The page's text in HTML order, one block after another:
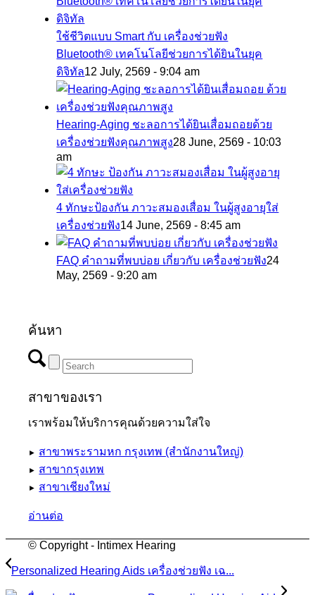
ใช้ชีวิตแบบ Smart กับ เครื่องช่วยฟัง
Bluetooth® เทคโนโลยีช่วยการได้ยินในยุค
ดิจิทัล12 July, 2569 - 9:04 am
Hearing-Aging ชะลอการได้ยินเสื่อมถอยด้วย
เครื่องช่วยฟังคุณภาพสูง28 June, 2569 - 10:03
am
4 ทักษะป้องกัน ภาวะสมองเสื่อม ในผู้สูงอายุใส่
เครื่องช่วยฟัง14 June, 2569 - 8:45 am
FAQ คำถามที่พบบ่อย เกี่ยวกับ เครื่องช่วยฟัง24
May, 2569 - 9:20 am
ค้นหา
สาขาของเรา
เราพร้อมให้บริการคุณด้วยความใส่ใจ
► สาขาพระรามหก กรุงเทพ (สำนักงานใหญ่)
► สาขากรุงเทพ
► สาขาเชียงใหม่
อ่านต่อ
© Copyright - Intimex Hearing
Personalized Hearing Aids เครื่องช่วยฟัง เฉ...